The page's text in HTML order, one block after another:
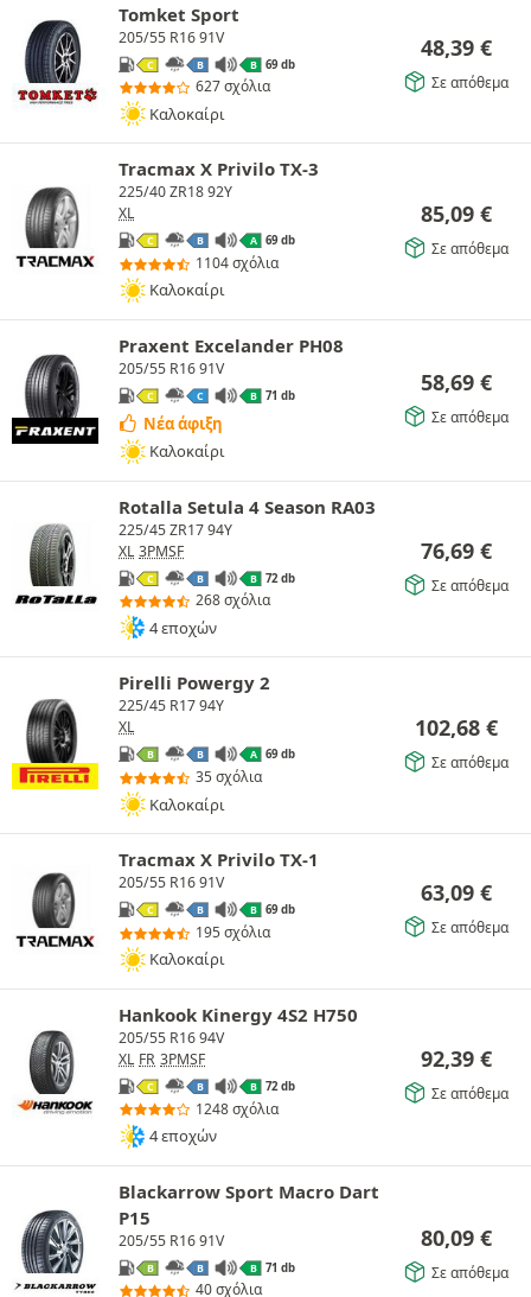
Tomket Sport
205/55 R16 91V
C B B 69 db
627 σχόλια
Καλοκαίρι
48,39 €
Σε απόθεμα
Tracmax X Privilo TX-3
225/40 ZR18 92Y
XL
C B A 69 db
1104 σχόλια
Καλοκαίρι
85,09 €
Σε απόθεμα
Praxent Excelander PH08
205/55 R16 91V
C C B 71 db
Νέα άφιξη
Καλοκαίρι
58,69 €
Σε απόθεμα
Rotalla Setula 4 Season RA03
225/45 ZR17 94Y
XL 3PMSF
C B B 72 db
268 σχόλια
4 εποχών
76,69 €
Σε απόθεμα
Pirelli Powergy 2
225/45 R17 94Y
XL
B B A 69 db
35 σχόλια
Καλοκαίρι
102,68 €
Σε απόθεμα
Tracmax X Privilo TX-1
205/55 R16 91V
C B B 69 db
195 σχόλια
Καλοκαίρι
63,09 €
Σε απόθεμα
Hankook Kinergy 4S2 H750
205/55 R16 94V
XL FR 3PMSF
C B B 72 db
1248 σχόλια
4 εποχών
92,39 €
Σε απόθεμα
Blackarrow Sport Macro Dart
P15
205/55 R16 91V
B B B 71 db
40 σχόλια
80,09 €
Σε απόθεμα